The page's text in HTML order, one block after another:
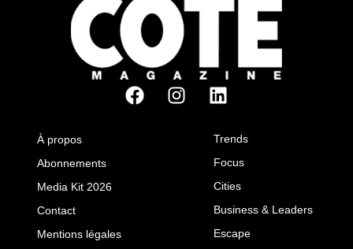
À propos
Abonnements
Media Kit 2026
Contact
Mentions légales
Trends
Focus
Cities
Business & Leaders
Escape